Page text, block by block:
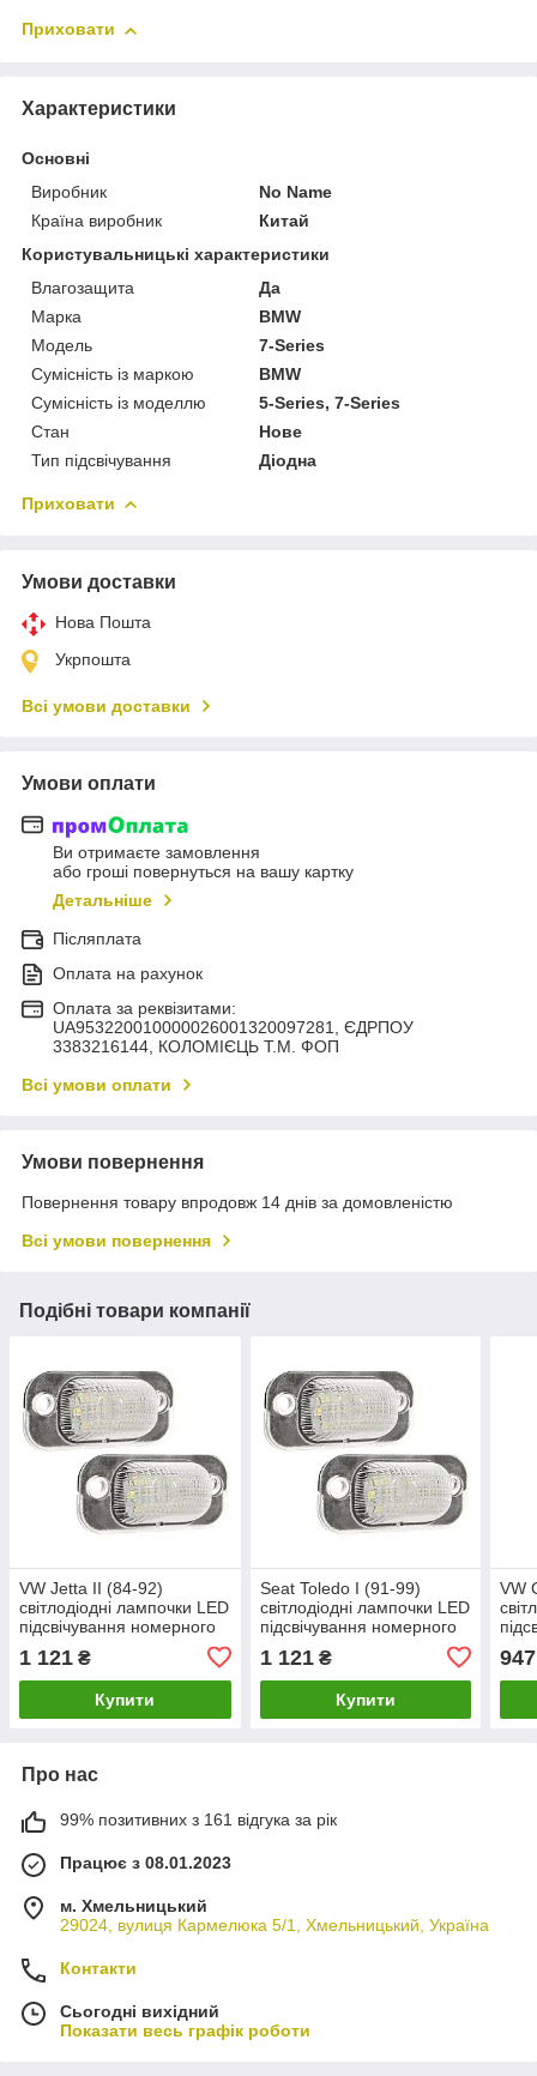
Приховати
Характеристики
Основні
Виробник
No Name
Країна виробник
Китай
Користувальницькі характеристики
Влагозащита
Да
Марка
BMW
Мoдель
7-Series
Сумісність із маркою
BMW
Сумісність із моделлю
5-Series, 7-Series
Стан
Нове
Тип підсвічування
Діодна
Приховати
Умови доставки
Нова Пошта
Укрпошта
Всі умови доставки
Умови оплати
Ви отримаєте замовлення
або гроші повернуться на вашу картку
Детальніше
Післяплата
Оплата на рахунок
Оплата за реквізитами:
UA953220010000026001320097281, ЄДРПОУ
3383216144, КОЛОМIЄЦЬ Т.М. ФОП
Всі умови оплати
Умови повернення
Повернення товару впродовж 14 днів за домовленістю
Всі умови повернення
Подібні товари компанії
VW Jetta II (84-92)
світлодіодні лампочки LED
підсвічування номерного
Фольцваген Джетта 2
1 121 ₴
Купити
Seat Toledo I (91-99)
світлодіодні лампочки LED
підсвічування номерного
Сеат Толедо 1
1 121₴
Купити
VW
947
Про нас
99% позитивних з 161 відгука за рік
Працює з 08.01.2023
м. Хмельницький
29024, вулиця Кармелюка 5/1, Хмельницький, Україна
Контакти
Сьогодні вихідний
Показати весь графік роботи